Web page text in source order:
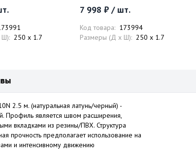
Ш): 250 x 1.7
7 998 ₽ / шт.
Код товара: 173994
Размеры (Д x Ш): 250 x 1.7
2.5 м. (натуральная латунь/черный) -
Профиль является швом расширения,
вкладками из резины/ПВХ. Структура
прочность предполагает использование на
и интенсивному движению